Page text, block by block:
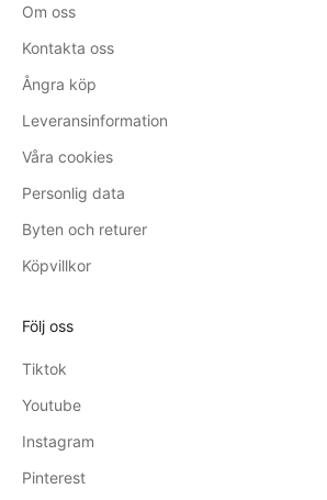
Om oss
Kontakta oss
Ångra köp
Leveransinformation
Våra cookies
Personlig data
Byten och returer
Köpvillkor
Följ oss
Tiktok
Youtube
Instagram
Pinterest